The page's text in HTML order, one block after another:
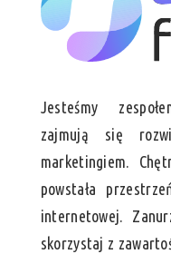
Jesteśmy
zajmują się
marketingiem.
powstała
internetowej.
skorzystaj z